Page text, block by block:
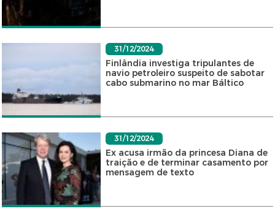
31/12/2024
Finlândia investiga tripulantes de
navio petroleiro suspeito de sabotar
cabo submarino no mar Báltico
31/12/2024
Ex acusa irmão da princesa Diana de
traição e de terminar casamento por
mensagem de texto